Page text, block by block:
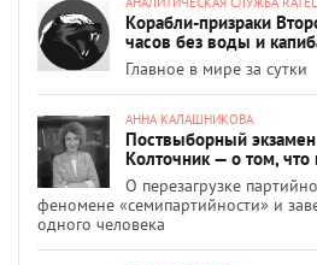
Корабли-призраки
часов без воды и
Главное в мире за сутки
АННА КАЛАШНИКОВА
Поствыборный
Колточник — о том, что
О перезагрузке
феномене «семипартийности» и
одного человека